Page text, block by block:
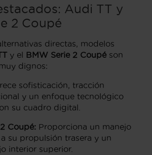
Audi TT y
2 Coupé
directas, modelos
y el BMW Serie 2 Coupé son
dignos:
sofisticación, tracción
y un enfoque tecnológico
su cuadro digital.
Coupé: Proporciona un manejo
su propulsión trasera y un
interior superior.